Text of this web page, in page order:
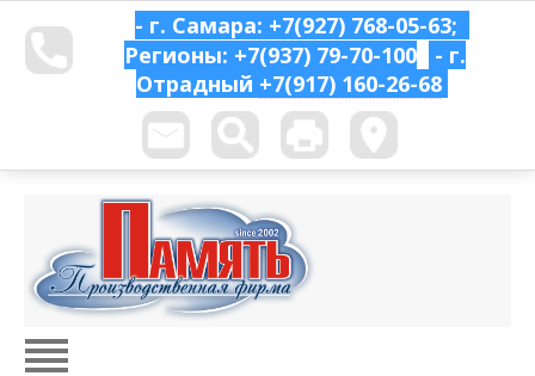
- г. Самара: +7(927) 768-05-63;
Регионы: +7(937) 79-70-100
- г.
Отрадный +7(917) 160-26-68